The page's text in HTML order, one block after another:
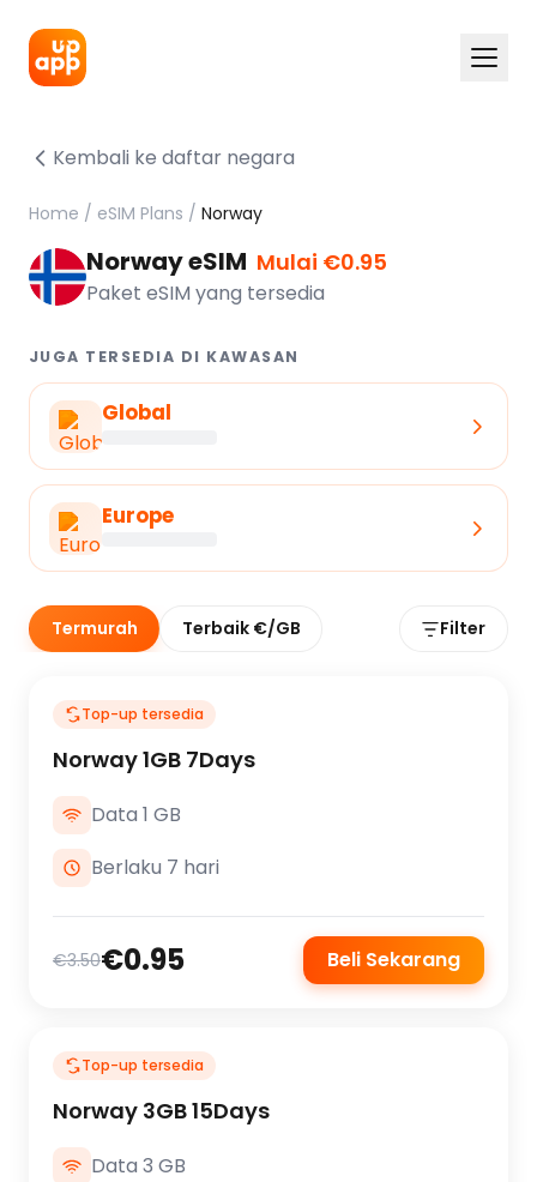
Kembali ke daftar negara
Home / eSIM Plans / Norway
Norway eSIM Mulai €0.95
Paket eSIM yang tersedia
JUGA TERSEDIA DI KAWASAN
Global
Europe
Termurah Terbaik €/GB Filter
Top-up tersedia
Norway 1GB 7Days
Data 1 GB
Berlaku 7 hari
€3.50€0.95 Beli Sekarang
Top-up tersedia
Norway 3GB 15Days
Data 3 GB